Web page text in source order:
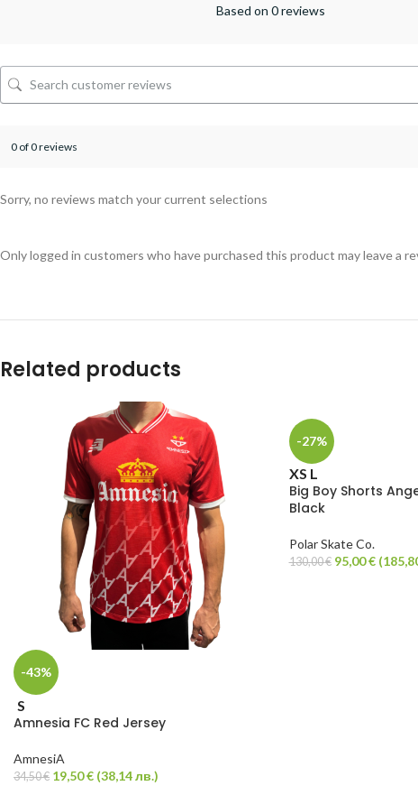
Based on 0 reviews
0 of 0 reviews
Sorry, no reviews match your current selections
Only logged in customers who have purchased this product may leave a
Related products
-43%
S
Amnesia FC Red Jersey
AmnesiA
34,50€ 19,50€ (38,14лв.)
-27%
XS L
Big Boy Shorts
Black
Polar Skate Co.
130,00€ 95,00€ (